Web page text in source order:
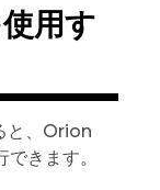
用す
と、Orion
きます。